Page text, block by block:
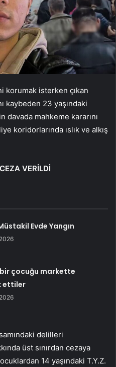
korumak isterken çıkan
kaybeden 23 yaşındaki
davada mahkeme kararını
koridorlarında ıslık ve alkış
VERİLDİ
Evde Yangın
bir çocuğu markette
ettiler
delilleri
üst sınırdan cezaya
14 yaşındaki T.Y.Z.